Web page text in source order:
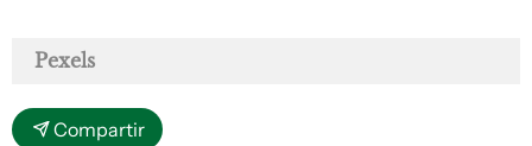
Pexels
Compartir